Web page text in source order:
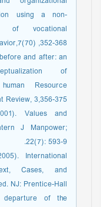
using a non-
of vocational
,352-368.
and after: an
of
Resource
Review, 3,356-375.
Values and
J Manpower;
22(7): 593-9.
International
Cases, and
NJ: Prentice-Hall.
departure of the